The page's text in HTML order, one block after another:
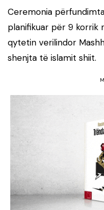
Ceremonia
planifikuar për 9 korrik
qytetin verilindor
shenjta të islamit shiit.